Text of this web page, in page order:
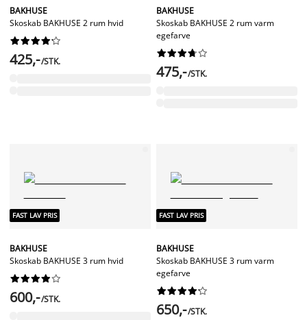
BAKHUSE
Skoskab BAKHUSE 2 rum hvid






425,-/STK.
BAKHUSE
Skoskab BAKHUSE 2 rum varm
egefarve






475,-/STK.
FAST LAV PRIS
BAKHUSE
Skoskab BAKHUSE 3 rum hvid






600,-/STK.
FAST LAV PRIS
BAKHUSE
Skoskab BAKHUSE 3 rum varm
egefarve






650,-/STK.